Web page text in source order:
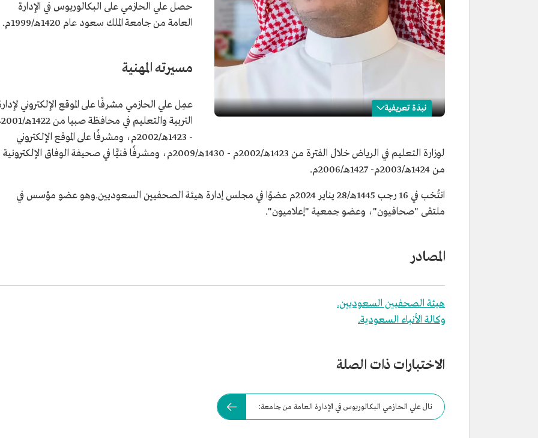
نبذة تعريفية
الاسم
علي الحازمي.
التصنيف
صحفي سعودي.
المنصب الحالي
مدير عام ورئيس تحرير صحيفة سبق
حصل علي الحازمي على البكالوريوس في الإدارة
العامة من جامعة الملك سعود عام 1420هـ/1999م.
مسيرته المهنية
عمِل علي الحازمي مشرفًا على الموقع الإلكتروني
- 1423هـ/2002م، ومشرفًا على الموقع الإلكتروني
لوزارة التعليم في الرياض خلال الفترة من 1423هـ/2002م - 1430هـ/2009م، ومشرفًا فنيًّا في صحيفة الوفاق الإلكترونية
من 1424هـ/2003م- 1427هـ/2006م.
انتُخب في 16 رجب 1445هـ/28 يناير 2024م عضوًا في مجلس إدارة هيئة الصحفيين السعوديين.وهو عضو مؤسس في
ملتقى "صحافيون"، وعضو جمعية "إعلاميون".
المصادر
هيئة الصحفيين السعوديين.
وكالة الأنباء السعودية.
الاختبارات ذات الصلة
نال علي الحازمي البكالوريوس في الإدارة العامة من جامعة: